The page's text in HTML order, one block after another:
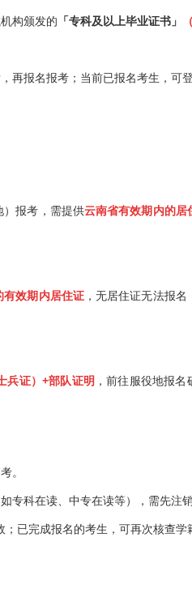
构颁发的 「专科及以上毕业证书」
报名报考；当前已报名考生，可
）报考，需提供云南省有效期内的居
有效期内居住证，无居住证无法报名
兵证）+部队证明 ，前往服役地报名
。
科在读、中专在读等），需先注
；已完成报名的考生，可再次核查学